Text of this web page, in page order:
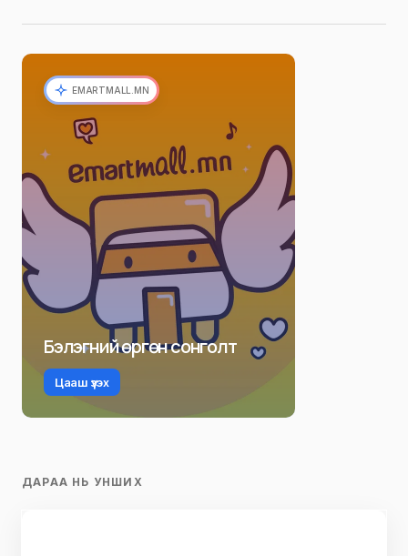
EMARTMALL.MN
Бэлэгний өргөн сонголт
Цааш үзэх
ДАРАА НЬ УНШИХ